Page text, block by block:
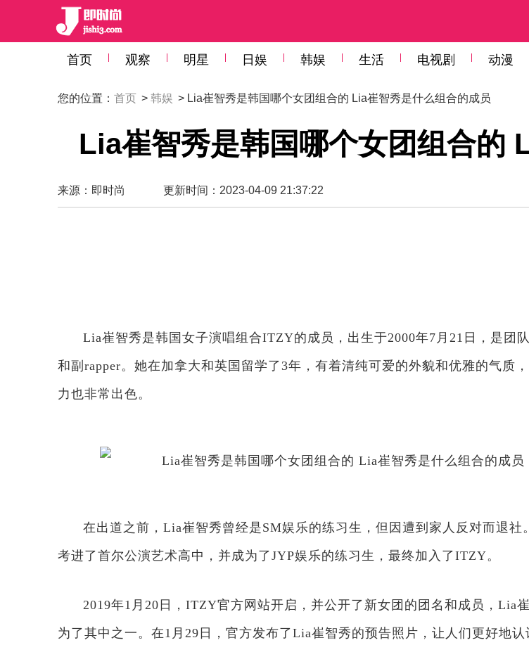
首页 观察 明星 日娱 韩娱 生活 电视剧 动漫
您的位置： 首页 > 韩娱 > Lia崔智秀是韩国哪个女团组合的 Lia崔智秀是什么组合的成员
Lia崔智秀是韩国哪个女团组合的
来源： 即时尚 更新时间：2023-04-09 21:37:22
Lia崔智秀是韩国女子演唱组合ITZY的成员，出生于2000年7月21日，是团
和副rapper。她在加拿大和英国留学了3年，有着清纯可爱的外貌和优雅的气质
力也非常出色。
在出道之前，Lia崔智秀曾经是SM娱乐的练习生，但因遭到家人反对而退社
考进了首尔公演艺术高中，并成为了JYP娱乐的练习生，最终加入了ITZY。
2019年1月20日，ITZY官方网站开启，并公开了新女团的团名和成员，Lia
为了其中之一。在1月29日，官方发布了Lia崔智秀的预告照片，让人们更好地认